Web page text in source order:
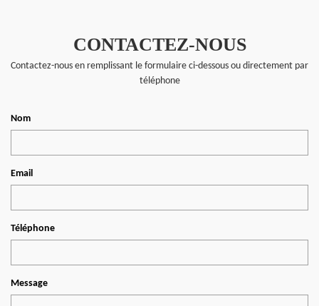
CONTACTEZ-NOUS
Contactez-nous en remplissant le formulaire ci-dessous ou directement par
téléphone
Nom
Email
Téléphone
Message